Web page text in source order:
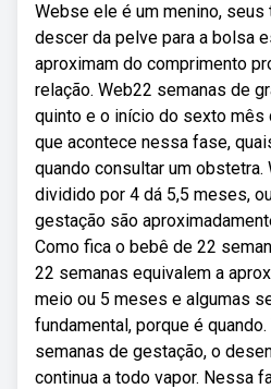
Webse ele é um menino,
descer da pelve para a bolsa
aproximam do comprimento
relação. Web22 semanas de
quinto e o início do sexto mês
que acontece nessa fase,
quando consultar um obstetra.
dividido por 4 dá 5,5 meses,
gestação são
Como fica o bebê de 22
22 semanas equivalem a
meio ou 5 meses e algumas
fundamental, porque é
semanas de gestação, o
continua a todo vapor. Nessa